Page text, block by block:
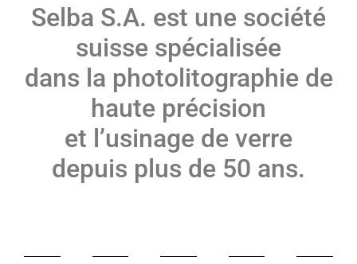
Selba S.A. est une société
suisse spécialisée
dans la photolitographie de
haute précision
et l’usinage de verre
depuis plus de 50 ans.